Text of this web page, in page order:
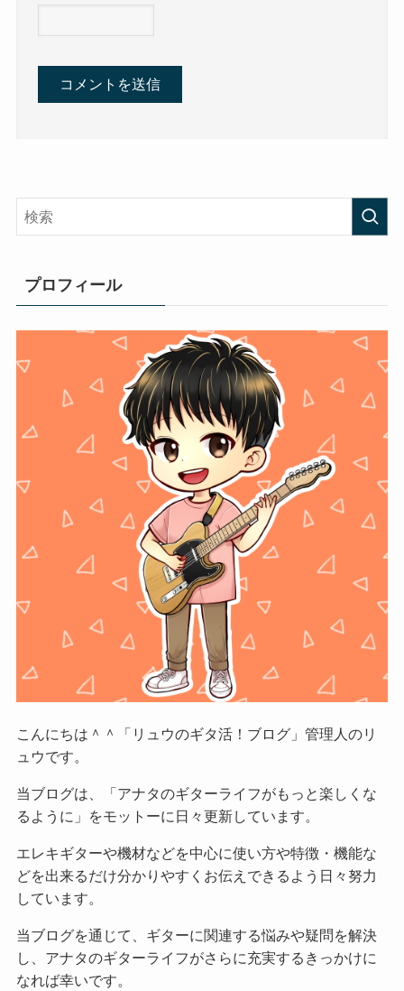
プロフィール
こんにちは＾＾「リュウのギタ活！ブログ」管理人のリ
ュウです。
当ブログは、「アナタのギターライフがもっと楽しくな
るように」をモットーに日々更新しています。
エレキギターや機材などを中心に使い方や特徴・機能な
どを出来るだけ分かりやすくお伝えできるよう日々努力
しています。
当ブログを通じて、ギターに関連する悩みや疑問を解決
し、アナタのギターライフがさらに充実するきっかけに
なれば幸いです。